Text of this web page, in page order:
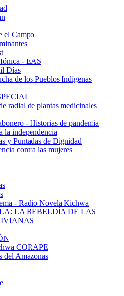
el Campo
- EAS
Días
de los Pueblos Indígenas
radial de plantas medicinales
- Historias de pandemia
la independencia
y Puntadas de Dignidad
contra las mujeres
- Radio Novela Kichwa
LA REBELDÍA DE LAS
CORAPE
del Amazonas